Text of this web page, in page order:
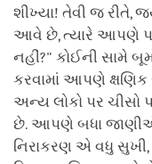
શીખ્યા! તેવી જ રીતે,
આવે છે, ત્યારે આપણે
નહીં?" કોઈની સામે
કરવામાં આપણે
અન્ય લોકો પર ચીસો
છે. આપણે બધા જાણીએ
નિરાકરણ એ વધુ સુખી,